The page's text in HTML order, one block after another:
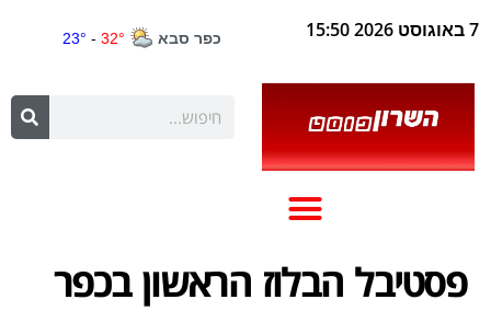
7 באוגוסט 2026 15:50
פסטיבל הבלוז הראשון בכפר